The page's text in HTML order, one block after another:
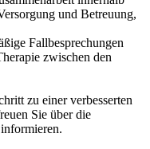
und Betreuung,
Fallbesprechungen
zwischen den
zu einer verbesserten
Sie über die